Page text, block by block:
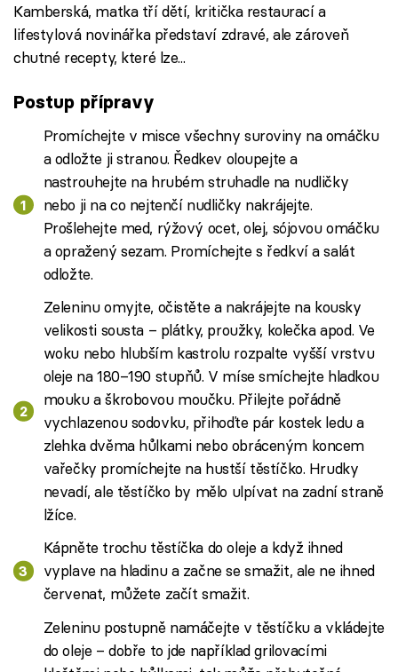
Kamberská, matka tří dětí, kritička restaurací a
lifestylová novinářka představí zdravé, ale zároveň
chutné recepty, které lze...
Postup přípravy
Promíchejte v misce všechny suroviny na omáčku
a odložte ji stranou. Ředkev oloupejte a
nastrouhejte na hrubém struhadle na nudličky
nebo ji na co nejtenčí nudličky nakrájejte.
Prošlehejte med, rýžový ocet, olej, sójovou omáčku
a opražený sezam. Promíchejte s ředkví a salát
odložte.
Zeleninu omyjte, očistěte a nakrájejte na kousky
velikosti sousta – plátky, proužky, kolečka apod. Ve
woku nebo hlubším kastrolu rozpalte vyšší vrstvu
oleje na 180–190 stupňů. V míse smíchejte hladkou
mouku a škrobovou moučku. Přilejte pořádně
vychlazenou sodovku, přihoďte pár kostek ledu a
zlehka dvěma hůlkami nebo obráceným koncem
vařečky promíchejte na hustší těstíčko. Hrudky
nevadí, ale těstíčko by mělo ulpívat na zadní straně
lžíce.
Kápněte trochu těstíčka do oleje a když ihned
vyplave na hladinu a začne se smažit, ale ne ihned
červenat, můžete začít smažit.
Zeleninu postupně namáčejte v těstíčku a vkládejte
do oleje – dobře to jde například grilovacími